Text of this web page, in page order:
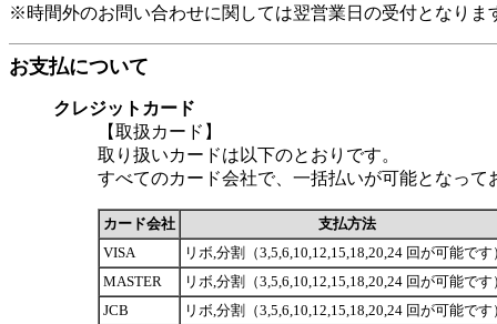
※時間外のお問い合わせに関しては翌営業日の受付となりま
お支払について
クレジットカード
【取扱カード】
取り扱いカードは以下のとおりです。
すべてのカード会社で、一括払いが可能となって
カード会社
支払方法
VISA
リボ,分割（3,5,6,10,12,15,18,20,24 回が可能です
MASTER
リボ,分割（3,5,6,10,12,15,18,20,24 回が可能です
JCB
リボ,分割（3,5,6,10,12,15,18,20,24 回が可能です